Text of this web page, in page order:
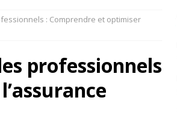
: Comprendre et optimiser
professionnels